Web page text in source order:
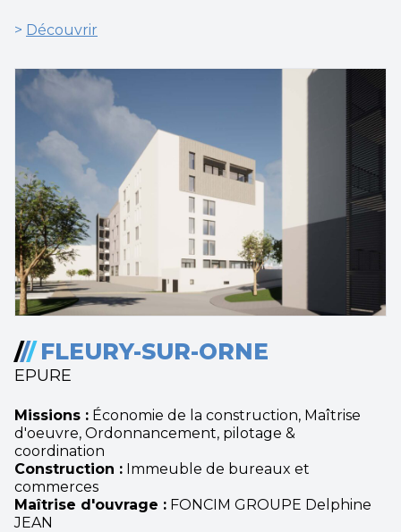
> Découvrir
/// FLEURY-SUR-ORNE
EPURE
Missions : Économie de la construction, Maîtrise
d'oeuvre, Ordonnancement, pilotage &
coordination
Construction : Immeuble de bureaux et
commerces
Maîtrise d'ouvrage : FONCIM GROUPE Delphine
JEAN